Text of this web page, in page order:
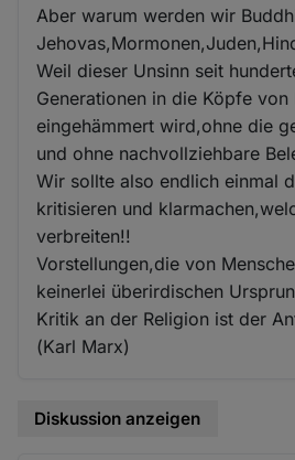
Aber warum werden wir
Weil dieser Unsinn seit
Generationen in die Köpfe von
eingehämmert wird,ohne die
und ohne nachvollziehbare
Wir sollte also endlich einmal
kritisieren und
verbreiten!!
Vorstellungen,die von
keinerlei überirdischen
Kritik an der Religion ist der
(Karl Marx)
Diskussion anzeigen